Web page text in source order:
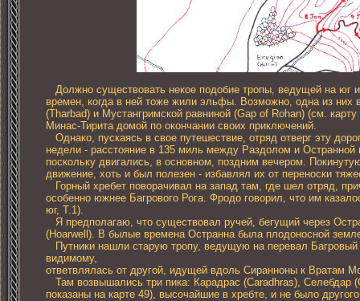
Должно существовать некое подобие тропы, ведущей на юг
времен, когда в ней тоже жили эльфы. Возможно, одна из
(Tharbad) и Мустангримской равниной (Gap of Rohan) (см.
Минас-Тирита домой по окончании своих приключений.
Однако, пускаясь в свое путешествие, отряд отверг эту
недели - расстояние в 135 миль между Раздолом и
поскольку двигались, в основном, поздним вечером.
движение, хоть и был полезен - избавлял их от переноски
Горный хребет поворачивал на запад там, где шел отряд,
особенно южнее Багрового Рога. Фродо говорил, что им
юг, Т.1).
Я предполагаю, что существовал ручей, бегущий через
(Hoarwell). В былые времена Остранна была плодоносной
Путники нашли старую тропу, ведущую на перевал Багровый
видимому,
ответвлялась от другой, идущей вдоль Сиранноны к Вратам
Там возвышались три пика: Карадрас (Caradhras), Селебдар
показаны на карте 49), высочайшие в хребте, и не было